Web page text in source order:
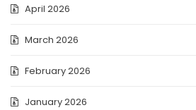
April 2026
March 2026
February 2026
January 2026